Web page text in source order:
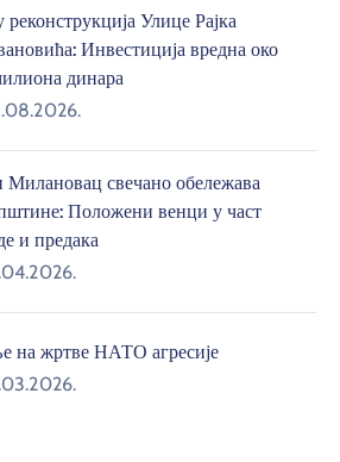
реконструкција Улице Рајка
Инвестиција вредна око
динара
свечано обележава
Положени венци у част
и предака
на жртве НАТО агресије